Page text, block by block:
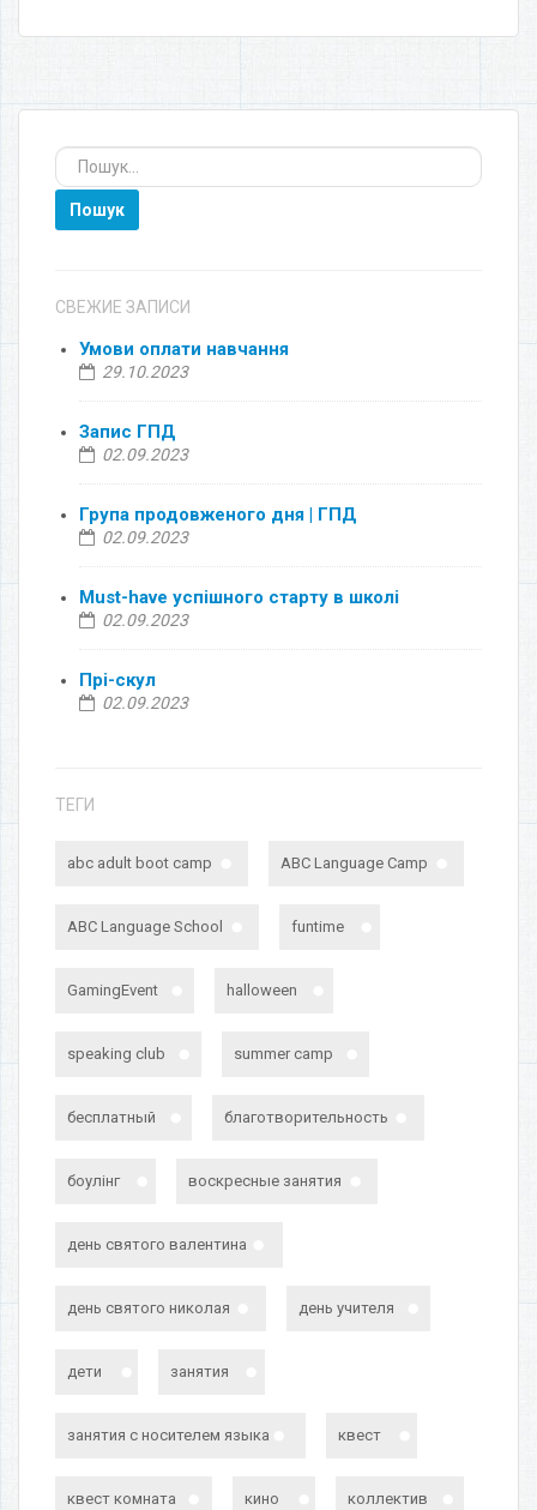
Пошук
СВЕЖИЕ ЗАПИСИ
Умови оплати навчання
29.10.2023
Запис ГПД
02.09.2023
Група продовженого дня | ГПД
02.09.2023
Must-have успішного старту в школі
02.09.2023
Прі-скул
02.09.2023
ТЕГИ
abc adult boot camp ABC Language Camp
ABC Language School funtime
GamingEvent halloween
speaking club summer camp
бесплатный благотворительность
боулінг воскресные занятия
день святого валентина
день святого николая день учителя
дети занятия
занятия с носителем языка квест
квест комната кино коллектив